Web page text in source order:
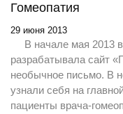
Гомеопатия
29 июня 2013
В начале мая 2013
разрабатывала сайт
необычное письмо. В
узнали себя на
пациенты врача-